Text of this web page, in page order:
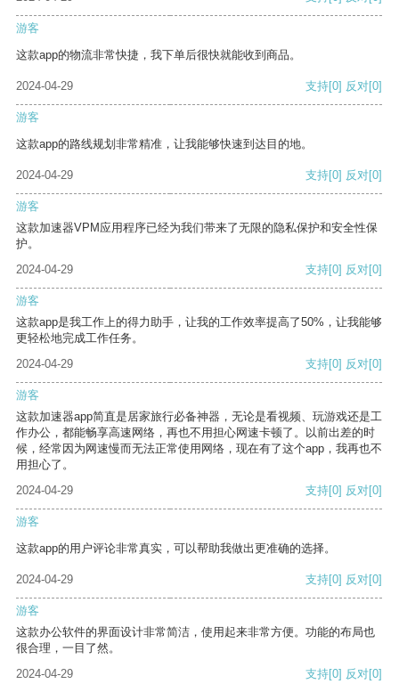
游客
这款app的物流非常快捷，我下单后很快就能收到商品。
2024-04-29 支持[0] 反对[0]
游客
这款app的路线规划非常精准，让我能够快速到达目的地。
2024-04-29 支持[0] 反对[0]
游客
这款加速器VPM应用程序已经为我们带来了无限的隐私保护和安全性保
护。
2024-04-29
支持[0] 反对[0]
游客
这款app是我工作上的得力助手，让我的工作效率提高了50%，让我能够
更轻松地完成工作任务。
2024-04-29
支持[0] 反对[0]
游客
这款加速器app简直是居家旅行必备神器，无论是看视频、玩游戏还是工
作办公，都能畅享高速网络，再也不用担心网速卡顿了。以前出差的时
候，经常因为网速慢而无法正常使用网络，现在有了这个app，我再也不
用担心了。
2024-04-29
支持[0] 反对[0]
游客
这款app的用户评论非常真实，可以帮助我做出更准确的选择。
2024-04-29 支持[0] 反对[0]
游客
这款办公软件的界面设计非常简洁，使用起来非常方便。功能的布局也
很合理，一目了然。
2024-04-29
支持[0] 反对[0]